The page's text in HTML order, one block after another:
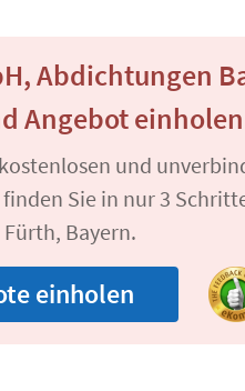
Abdichtungen
Angebot einholen
und
Sie in nur 3
Bayern.
einholen